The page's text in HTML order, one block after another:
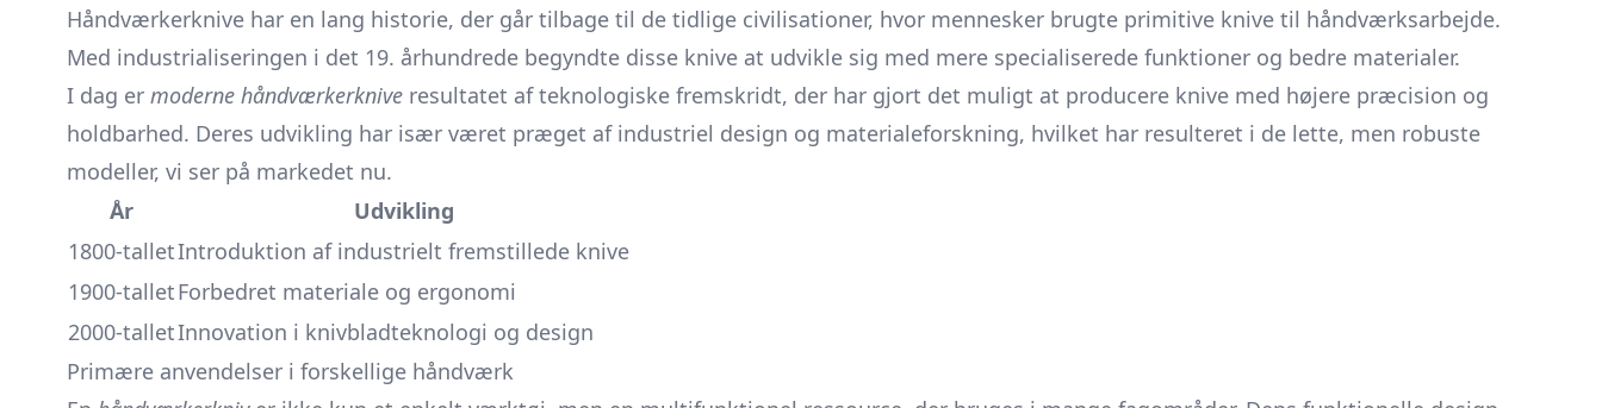
Håndværkerknive har en lang historie, der går tilbage til de tidlige civilisationer, hvor mennesker brugte primitive knive til håndværksarbejde.
Med industrialiseringen i det 19. århundrede begyndte disse knive at udvikle sig med mere specialiserede funktioner og bedre materialer.
I dag er moderne håndværkerknive resultatet af teknologiske fremskridt, der har gjort det muligt at producere knive med højere præcision og
holdbarhed. Deres udvikling har især været præget af industriel design og materialeforskning, hvilket har resulteret i de lette, men robuste
modeller, vi ser på markedet nu.
År
Udvikling
1800-talletIntroduktion af industrielt fremstillede knive
1900-talletForbedret materiale og ergonomi
2000-talletInnovation i knivbladteknologi og design
Primære anvendelser i forskellige håndværk